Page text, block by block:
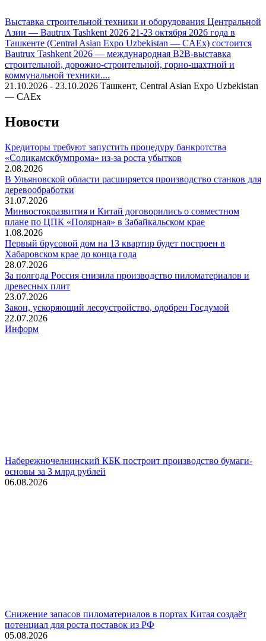
Выставка строительной техники и оборудования Центральной
Азии — Bautrux Tashkent 2026 21-23 октября 2026 года в
Ташкенте (Central Asian Expo Uzbekistan — CAEx) состоится
Bautrux Tashkent 2026 — международная B2B-выставка
строительной, дорожно-строительной, горно-шахтной и
коммунальной техники....
21.10.2026 - 23.10.2026 Ташкент, Central Asian Expo Uzbekistan
— CAEx
Новости
Кредиторы требуют запустить процедуру банкротства
«Соликамскбумпрома» из-за роста убытков
2.08.2026
В Ульяновской области расширяется производство станков для
деревообработки
31.07.2026
Минвостокразвития и Китай договорились о совместном
плане по ЦПК «Полярная» в Забайкальском крае
1.08.2026
Первый брусовой дом на 13 квартир будет построен в
Хабаровском крае до конца года
28.07.2026
За полгода Россия снизила производство пиломатериалов и
древесных плит
23.07.2026
Закон, ускоряющий лесоустройство, одобрен Госдумой
22.07.2026
Информ
Набережночелнинский КБК построит производство бумаги-
основы за 3 млрд рублей
06.08.2026
Снижение запасов пиломатериалов в портах Китая создаёт
потенциал для роста поставок из РФ
05.08.2026